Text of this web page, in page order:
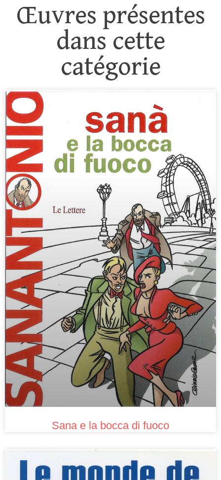
Œuvres présentes
dans cette
catégorie
Sana e la bocca di fuoco